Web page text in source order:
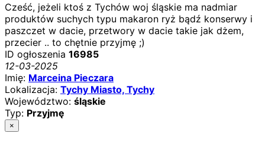
Cześć, jeżeli ktoś z Tychów woj śląskie ma nadmiar
produktów suchych typu makaron ryż bądź konserwy i
paszczet w dacie, przetwory w dacie takie jak dżem,
przecier .. to chętnie przyjmę ;)
ID ogłoszenia 16985
12-03-2025
Imię: Marceina Pieczara
Lokalizacja: Tychy Miasto, Tychy
Województwo: śląskie
Typ: Przyjmę
×